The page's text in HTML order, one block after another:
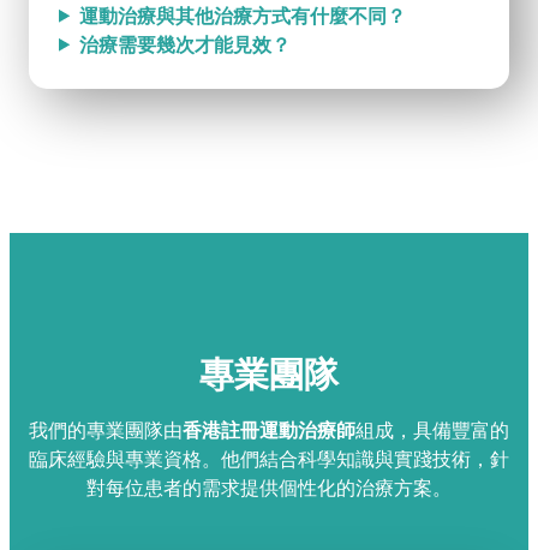
運動治療與其他治療方式有什麼不同？
治療需要幾次才能見效？
專業團隊
我們的專業團隊由香港註冊運動治療師組成，具備豐富的
臨床經驗與專業資格。他們結合科學知識與實踐技術，針
對每位患者的需求提供個性化的治療方案。